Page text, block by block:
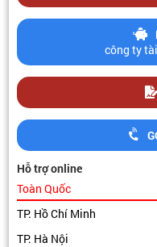
công ty
Hỗ trợ online
Toàn Quốc
TP. Hồ Chí Minh
TP. Hà Nội